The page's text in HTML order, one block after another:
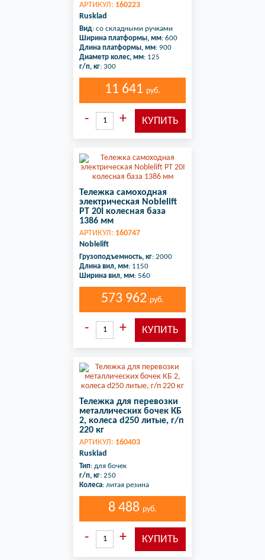
АРТИКУЛ: 160223
Rusklad
Вид: со складными ручками
Ширина платформы, мм: 600
Длина платформы, мм: 900
Диаметр колес, мм: 125
г/п, кг: 300
11 641 руб.
Тележка самоходная
электрическая Noblelift
PT 20I колесная база
1386 мм
АРТИКУЛ: 160747
Noblelift
Грузоподъемность, кг: 2000
Длина вил, мм: 1150
Ширина вил, мм: 560
573 962 руб.
Тележка для перевозки
металлических бочек КБ
2, колеса d250 литые, г/п
220 кг
АРТИКУЛ: 160403
Rusklad
Тип: для бочек
г/п, кг: 250
Колеса: литая резина
8 488 руб.